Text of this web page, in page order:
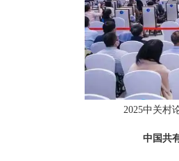
2025中关村
中国共